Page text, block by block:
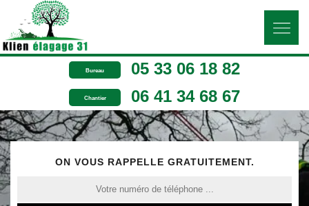
Bureau 05 33 06 18 82
Chantier 06 41 34 68 67
ON VOUS RAPPELLE GRATUITEMENT.